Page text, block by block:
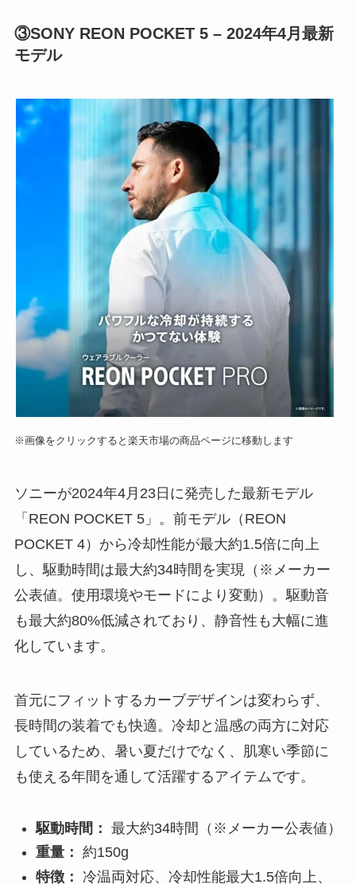
③SONY REON POCKET 5 – 2024年4月最新
モデル
※画像をクリックすると楽天市場の商品ページに移動します
ソニーが2024年4月23日に発売した最新モデル
「REON POCKET 5」。前モデル（REON
POCKET 4）から冷却性能が最大約1.5倍に向上
し、駆動時間は最大約34時間を実現（※メーカー
公表値。使用環境やモードにより変動）。駆動音
も最大約80%低減されており、静音性も大幅に進
化しています。
首元にフィットするカーブデザインは変わらず、
長時間の装着でも快適。冷却と温感の両方に対応
しているため、暑い夏だけでなく、肌寒い季節に
も使える年間を通して活躍するアイテムです。
駆動時間： 最大約34時間（※メーカー公表値）
重量： 約150g
特徴： 冷温両対応、冷却性能最大1.5倍向上、